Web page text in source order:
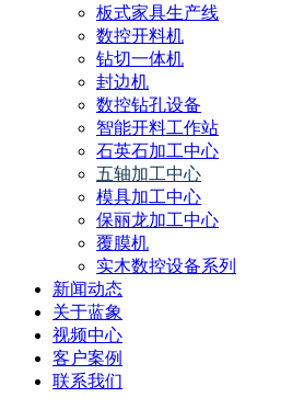
板式家具生产线
数控开料机
钻切一体机
封边机
数控钻孔设备
智能开料工作站
石英石加工中心
五轴加工中心
模具加工中心
保丽龙加工中心
覆膜机
实木数控设备系列
新闻动态
关于蓝象
视频中心
客户案例
联系我们